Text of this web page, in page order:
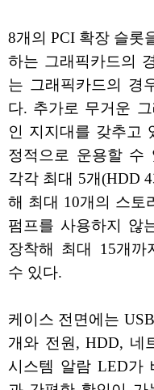
8개의 PCI 확장 슬롯
하는 그래픽카드의
는 그래픽카드의 경
다. 추가로 무거운
인 지지대를 갖추고
정적으로 운용할 수
각각 최대 5개(HDD
해 최대 10개의 스토
펌프를 사용하지 않
장착해 최대 15개까
수 있다.
케이스 전면에는
개와 전원, HDD, 네
시스템 알람 LED가